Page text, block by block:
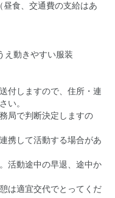
食、交通費の支給はあ
え動きやすい服装
付しますので、住所・連
い。
局で判断決定しますの
携して活動する場合があ
活動途中の早退、途中か
は適宜交代でとってくだ